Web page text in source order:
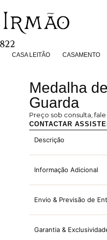
CASA LEITÃO CASAMENTO
CASA LEITÃO
Medalha
Guarda
Preço sob consulta,
CONTACTAR
Descrição
Informação Adicional
Envio & Previsão de
Garantia &